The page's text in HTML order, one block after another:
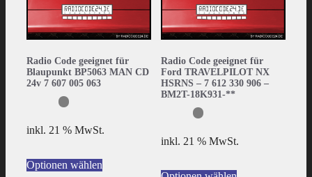
Radio Code geeignet für
Blaupunkt BP5063 MAN CD
24v 7 607 005 063
inkl. 21 % MwSt.
Optionen wählen
Radio Code geeignet für
Ford TRAVELPILOT NX
HSRNS – 7 612 330 906 –
BM2T-18K931-**
inkl. 21 % MwSt.